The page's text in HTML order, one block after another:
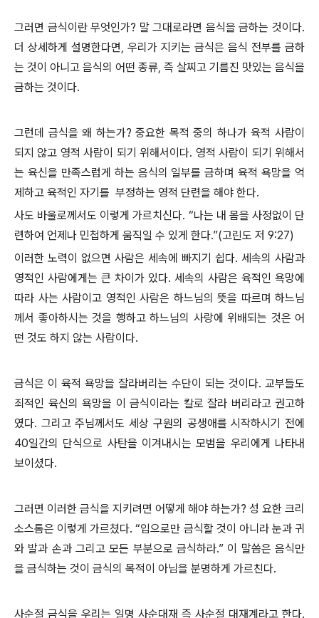
그러면 금식이란 무엇인가? 말 그대로라면 음식을 금하는 것이다.
더 상세하게 설명한다면, 우리가 지키는 금식은 음식 전부를 금하
는 것이 아니고 음식의 어떤 종류, 즉 살찌고 기름진 맛있는 음식을
금하는 것이다.
그런데 금식을 왜 하는가? 중요한 목적 중의 하나가 육적 사람이
되지 않고 영적 사람이 되기 위해서이다. 영적 사람이 되기 위해서
는 육신을 만족스럽게 하는 음식의 일부를 금하며 육적 욕망을 억
제하고 육적인 자기를 부정하는 영적 단련을 해야 한다.
사도 바울로께서도 이렇게 가르치신다. “나는 내 몸을 사정없이 단
련하여 언제나 민첩하게 움직일 수 있게 한다.”(고린도 저 9:27)
이러한 노력이 없으면 사람은 세속에 빠지기 쉽다. 세속의 사람과
영적인 사람에게는 큰 차이가 있다. 세속의 사람은 육적인 욕망에
따라 사는 사람이고 영적인 사람은 하느님의 뜻을 따르며 하느님
께서 좋아하시는 것을 행하고 하느님의 사랑에 위배되는 것은 어
떤 것도 하지 않는 사람이다.
금식은 이 육적 욕망을 잘라버리는 수단이 되는 것이다. 교부들도
죄적인 육신의 욕망을 이 금식이라는 칼로 잘라 버리라고 권고하
였다. 그리고 주님께서도 세상 구원의 공생애를 시작하시기 전에
40일간의 단식으로 사탄을 이겨내시는 모범을 우리에게 나타내
보이셨다.
그러면 이러한 금식을 지키려면 어떻게 해야 하는가? 성 요한 크리
소스톰은 이렇게 가르쳤다. “입으로만 금식할 것이 아니라 눈과 귀
와 발과 손과 그리고 모든 부분으로 금식하라.” 이 말씀은 음식만
을 금식하는 것이 금식의 목적이 아님을 분명하게 가르친다.
사순절 금식을 우리는 일명 사순대재 즉 사순절 대재계라고 한다.